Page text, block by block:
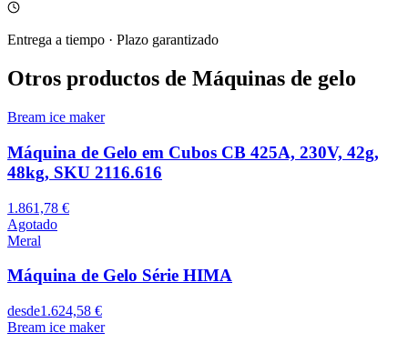
Entrega a tiempo · Plazo garantizado
Otros productos de Máquinas de gelo
Bream ice maker
Máquina de Gelo em Cubos CB 425A, 230V, 42g,
48kg, SKU 2116.616
1.861,78 €
Agotado
Meral
Máquina de Gelo Série HIMA
desde1.624,58 €
Bream ice maker